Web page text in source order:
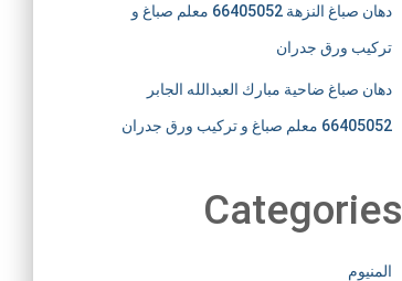
دهان صباغ النزهة 66405052 معلم صباغ و
تركيب ورق جدران
دهان صباغ ضاحية مبارك العبدالله الجابر
66405052 معلم صباغ و تركيب ورق جدران
Categories
المنيوم